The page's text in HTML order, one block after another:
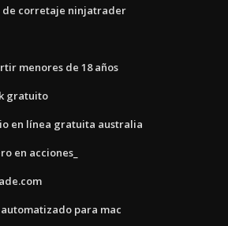
de corretaje ninjatrader
menores de 18 años
gratuito
en línea gratuita australia
en acciones_
para mac